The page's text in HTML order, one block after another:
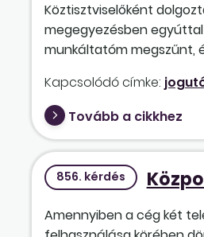
Köztisztviselőként
megegyezésben
munkáltatóm megszűnt,
Kapcsolódó címke:
Tovább a cikkhez
856. kérdés
Amennyiben a cég két